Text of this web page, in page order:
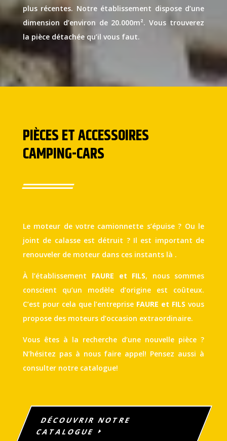
plus récentes. Notre établissement dispose d’une
dimension d’environ de 20.000m². Vous trouverez
la pièce détachée qu’il vous faut.
PIÈCES ET ACCESSOIRES
CAMPING-CARS
Le moteur de votre camionnette s’épuise ? Ou le
joint de calasse est détruit ? Il est important de
renouveler de moteur dans ces instants là .
À l’établissement FAURE et FILS, nous sommes
conscient qu’un modèle d’origine est coûteux.
C’est pour cela que l’entreprise FAURE et FILSvous
propose des moteurs d’occasion extraordinaire.
Vous êtes à la recherche d’une nouvelle pièce ?
N’hésitez pas à nous faire appel! Pensez aussi à
consulter notre catalogue!
DÉCOUVRIR NOTRE
CATALOGUE